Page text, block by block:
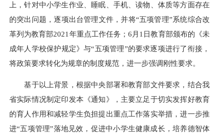
上，针对中小学生作业、睡眠、手机、读物、体质等方面存在
的突出问题，逐项出台管理文件，并将“五项管理”系统综合改
革列为教育部2021年重点工作任务；6月1日教育部颁布的《未
成年人学校保护规定》与“五项管理”的要求逐项进行了衔接，
将政策要求转化为规章的制度规范，进一步强调刚性要求。
基于以上背景，根据中央部署和教育部文件要求，结合我
省实际情况制定印发本《通知》，主要立足于切实发挥好教育
的育人作用和减轻学生负担提出重点工作落实举措，进一步推
进“五项管理”落地见效，促进中小学生健康成长，培养德智体